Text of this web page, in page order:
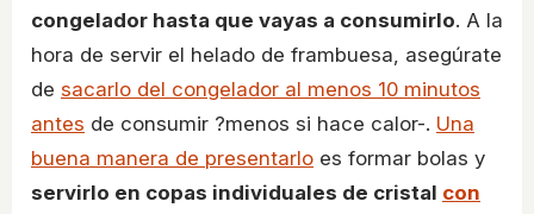
congelador hasta que vayas a consumirlo. A la
hora de servir el helado de frambuesa, asegúrate
de sacarlo del congelador al menos 10 minutos
antes de consumir ?menos si hace calor-. Una
buena manera de presentarlo es formar bolas y
servirlo en copas individuales de cristal con